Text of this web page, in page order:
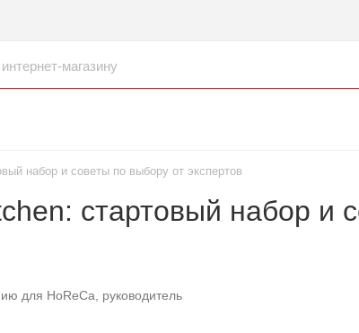
набор и советы по выбору от экспертов
стартовый набор и
для HoReCa, руководитель